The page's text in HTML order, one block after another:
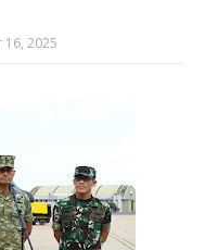
16, 2025